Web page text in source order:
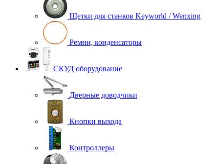
Щетки для станков Keyworld / Wenxing
Ремни, конденсаторы
СКУД оборудование
Дверные доводчики
Кнопки выхода
Контроллеры